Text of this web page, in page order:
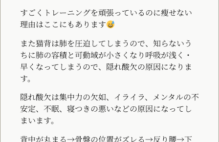
すごくトレーニングを頑張っているのに瘦せない
理由はここにもあります
また猫背は肺を圧迫してしまうので、知らないう
ちに肺の容積と可動域が小さくなり呼吸が浅く・
早くなってしまうので、隠れ酸欠の原因になりま
す。
隠れ酸欠は集中力の欠如、イライラ、メンタルの不
安定、不眠、寝つきの悪いなどの原因になってし
まいます。
背中が丸まる→骨盤の位置がズレる→反り腰→下